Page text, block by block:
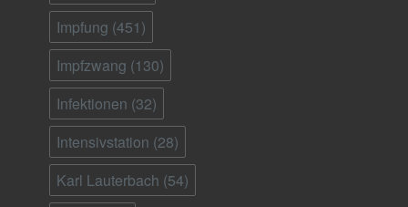
Impfung (451)
Impfzwang (130)
Infektionen (32)
Intensivstation (28)
Karl Lauterbach (54)